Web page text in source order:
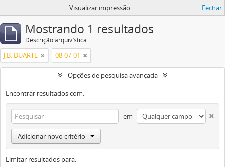
Visualizar impressão Fechar
Mostrando 1 resultados
Descrição arquivística
J.B. DUARTE 08-07-01
Opções de pesquisa avançada
Encontrar resultados com:
em
Adicionar novo critério
Limitar resultados para: